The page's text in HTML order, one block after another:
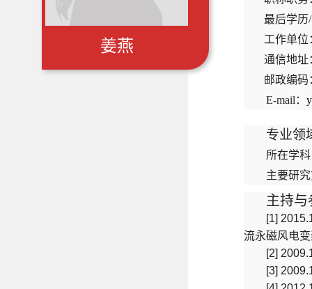
姜燕
最后学历/
工作单位
通信地址
邮政编码
E-mail ：
专业领
所在学科
主要研
主持
[1]
流永磁风电
[2]
[3]